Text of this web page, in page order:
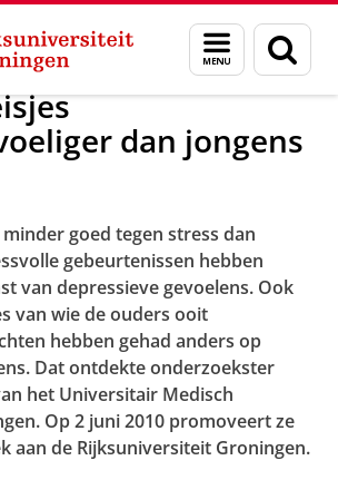
Menu
en
zoeken
Nieuws Nieuwsberichten
dan jongens
goed tegen stress dan
gebeurtenissen hebben
van depressieve gevoelens. Ook
van wie de ouders ooit
hebben gehad anders op
Dat ontdekte onderzoekster
het Universitair Medisch
Op 2 juni 2010 promoveert ze
aan de Rijksuniversiteit Groningen.